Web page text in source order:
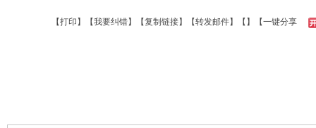
【打印 】【我要纠错】【复制链接】【转发邮件】【 】 【一键分享